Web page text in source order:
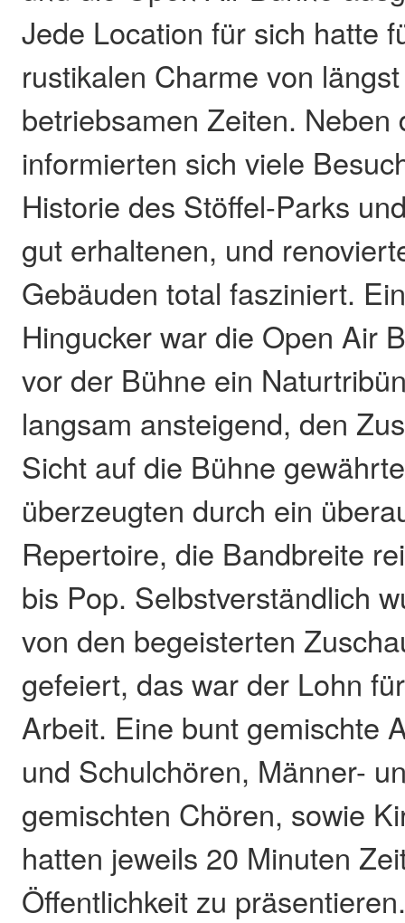
Jede Location für sich hatte
rustikalen Charme von
betriebsamen Zeiten. Neben
informierten sich viele
Historie des Stöffel-Parks
gut erhaltenen, und
Gebäuden total fasziniert.
Hingucker war die Open Air
vor der Bühne ein
langsam ansteigend, den
Sicht auf die Bühne
überzeugten durch ein
Repertoire, die Bandbreite
bis Pop. Selbstverständlich
von den begeisterten
gefeiert, das war der Lohn
Arbeit. Eine bunt gemischte
und Schulchören, Männer-
gemischten Chören, sowie
hatten jeweils 20 Minuten
Öffentlichkeit zu